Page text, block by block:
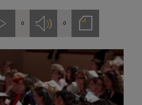
Videos
0 Audios
0
Notas
de
prensa